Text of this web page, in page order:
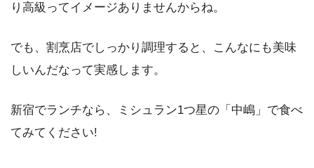
り高級ってイメージありませんからね。
でも、割烹店でしっかり調理すると、こんなにも美味
しいんだなって実感します。
新宿でランチなら、ミシュラン1つ星の「中嶋」で食べ
てみてください!